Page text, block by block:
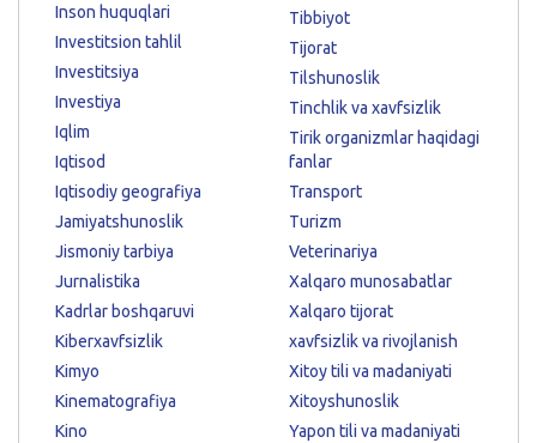
Inson huquqlari
Investitsion tahlil
Investitsiya
Investiya
Iqlim
Iqtisod
Iqtisodiy geografiya
Jamiyatshunoslik
Jismoniy tarbiya
Jurnalistika
Kadrlar boshqaruvi
Kiberxavfsizlik
Kimyo
Kinematografiya
Kino
Tibbiyot
Tijorat
Tilshunoslik
Tinchlik va xavfsizlik
Tirik organizmlar haqidagi
fanlar
Transport
Turizm
Veterinariya
Xalqaro munosabatlar
Xalqaro tijorat
xavfsizlik va rivojlanish
Xitoy tili va madaniyati
Xitoyshunoslik
Yapon tili va madaniyati